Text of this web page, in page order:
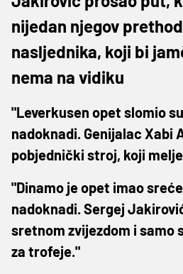
nijedan njegov
nasljednika, koji bi
nema na vidiku
"Leverkusen opet slomio
nadoknadi. Genijalac Xabi
pobjednički stroj, koji
"Dinamo je opet imao
nadoknadi. Sergej
sretnom zvijezdom i samo
za trofeje."